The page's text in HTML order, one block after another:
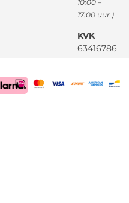
10:00 –
17:00 uur )
KVK
63416786